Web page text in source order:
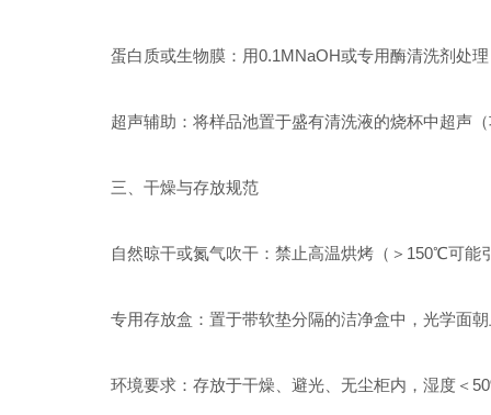
蛋白质或生物膜：用0.1MNaOH或专用酶清洗剂处理
超声辅助：将样品池置于盛有清洗液的烧杯中超声（
三、干燥与存放规范
自然晾干或氮气吹干：禁止高温烘烤（＞150℃可能
专用存放盒：置于带软垫分隔的洁净盒中，光学面朝
环境要求：存放于干燥、避光、无尘柜内，湿度＜